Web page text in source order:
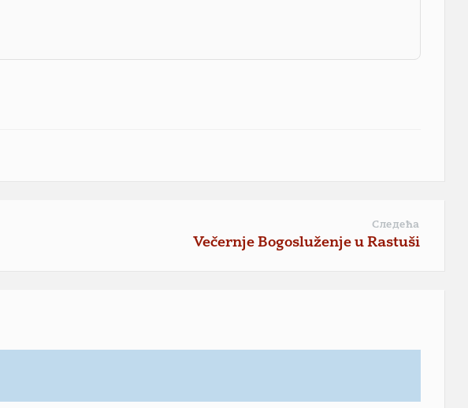
Следећа
Večernje Bogosluženje u Rastuši